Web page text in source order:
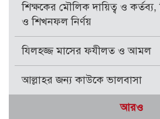
শিক্ষকের মৌলিক দায়িত্ব ও
ও শিখনফল নির্ণয়
যিলহজ্জ মাসের ফযীলত ও আমল
আল্লাহর জন্য কাউকে ভালবাসা
আরও